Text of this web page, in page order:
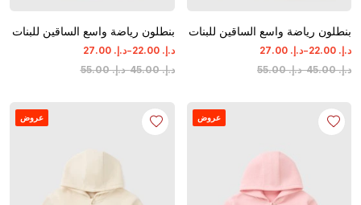
بنطلون رياضة واسع الساقين للبنات
د.إ. 22.00
-د.إ. 27.00
د.إ.‏
45.00
-د.إ.‏
55.00
بنطلون رياضة واسع الساقين للبنات
د.إ. ‏
22.00
-د.إ. ‏
27.00
د.إ.‏
45.00
-د.إ.‏
55.00
عروض عروض